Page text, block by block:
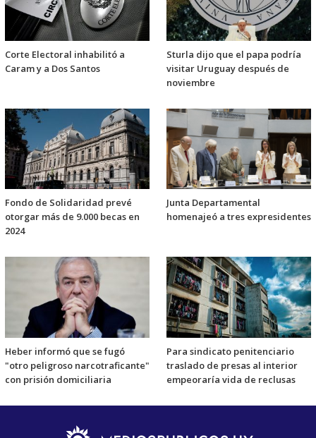
Corte Electoral inhabilitó a
Caram y a Dos Santos
Sturla dijo que el papa podría
visitar Uruguay después de
noviembre
Fondo de Solidaridad prevé
otorgar más de 9.000 becas en
2024
Junta Departamental
homenajeó a tres expresidentes
Heber informó que se fugó
"otro peligroso narcotraficante"
con prisión domiciliaria
Para sindicato penitenciario
traslado de presas al interior
empeoraría vida de reclusas